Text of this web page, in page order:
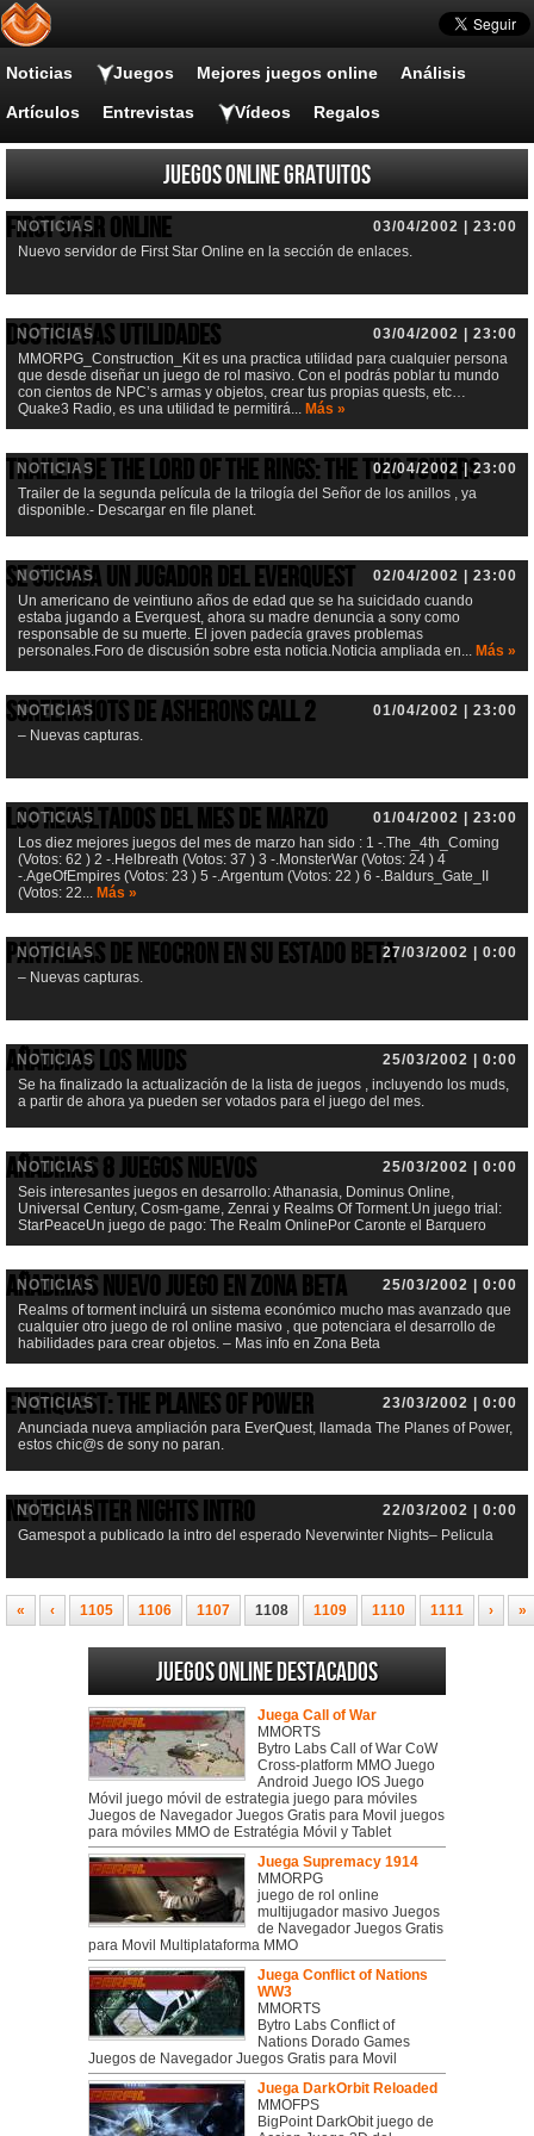
Noticias Juegos Mejores juegos online Análisis
Artículos Entrevistas Vídeos Regalos
Juegos online gratuitos
First Star Online
NOTICIAS
03/04/2002 | 23:00
Nuevo servidor de First Star Online en la sección de enlaces.
Dos nuevas utilidades
NOTICIAS
03/04/2002 | 23:00
MMORPG_Construction_Kit es una practica utilidad para cualquier persona
que desde diseñar un juego de rol masivo. Con el podrás poblar tu mundo
con cientos de NPC’s armas y objetos, crear tus propias quests, etc…
Quake3 Radio, es una utilidad te permitirá... Más »
Trailer de The Lord of the Rings: The Two Towers
NOTICIAS
02/04/2002 | 23:00
Trailer de la segunda película de la trilogía del Señor de los anillos , ya
disponible.- Descargar en file planet.
Se suicida un jugador del Everquest
NOTICIAS
02/04/2002 | 23:00
Un americano de veintiuno años de edad que se ha suicidado cuando
estaba jugando a Everquest, ahora su madre denuncia a sony como
responsable de su muerte. El joven padecía graves problemas
personales.Foro de discusión sobre esta noticia.Noticia ampliada en... Más »
Screenshots de Asherons Call 2
NOTICIAS
01/04/2002 | 23:00
– Nuevas capturas.
Los resultados del mes de marzo
NOTICIAS
01/04/2002 | 23:00
Los diez mejores juegos del mes de marzo han sido : 1 -.The_4th_Coming
(Votos: 62 ) 2 -.Helbreath (Votos: 37 ) 3 -.MonsterWar (Votos: 24 ) 4
-.AgeOfEmpires (Votos: 23 ) 5 -.Argentum (Votos: 22 ) 6 -.Baldurs_Gate_II
(Votos: 22... Más »
Pantallas de Neocron en su estado Beta
NOTICIAS
27/03/2002 | 0:00
– Nuevas capturas.
Añadidos los Muds
NOTICIAS
25/03/2002 | 0:00
Se ha finalizado la actualización de la lista de juegos , incluyendo los muds,
a partir de ahora ya pueden ser votados para el juego del mes.
Añadimos 8 juegos nuevos
NOTICIAS
25/03/2002 | 0:00
Seis interesantes juegos en desarrollo: Athanasia, Dominus Online,
Universal Century, Cosm-game, Zenrai y Realms Of Torment.Un juego trial:
StarPeaceUn juego de pago: The Realm OnlinePor Caronte el Barquero
Añadimos nuevo juego en Zona Beta
NOTICIAS
25/03/2002 | 0:00
Realms of torment incluirá un sistema económico mucho mas avanzado que
cualquier otro juego de rol online masivo , que potenciara el desarrollo de
habilidades para crear objetos. – Mas info en Zona Beta
EverQuest: The Planes of Power
NOTICIAS
23/03/2002 | 0:00
Anunciada nueva ampliación para EverQuest, llamada The Planes of Power,
estos chic@s de sony no paran.
Neverwinter Nights Intro
NOTICIAS
22/03/2002 | 0:00
Gamespot a publicado la intro del esperado Neverwinter Nights– Pelicula
« ‹ 1105 1106 1107 1108 1109 1110 1111 › »
Juegos online destacados
Juega Call of War
MMORTS
Bytro Labs Call of War CoW
Cross-platform MMO Juego
Android Juego IOS Juego
Móvil juego móvil de estrategia juego para móviles
Juegos de Navegador Juegos Gratis para Movil juegos
para móviles MMO de Estratégia Móvil y Tablet
Juega Supremacy 1914
MMORPG
juego de rol online
multijugador masivo Juegos
de Navegador Juegos Gratis
para Movil Multiplataforma MMO
Juega Conflict of Nations
WW3
MMORTS
Bytro Labs Conflict of
Nations Dorado Games
Juegos de Navegador Juegos Gratis para Movil
Juega DarkOrbit Reloaded
MMOFPS
BigPoint DarkObit juego de